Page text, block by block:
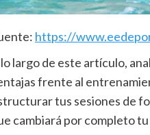
https://
largo de este artículo,
frente al
tus sesiones de
cambiará por completo